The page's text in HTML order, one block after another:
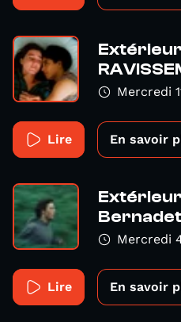
Extérieur
Mercredi
Lire En savoir
Extérieur
Mercredi
Lire En savoir